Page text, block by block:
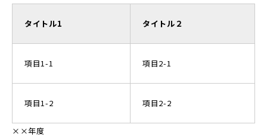
タイトル1 タイトル２
項目1-1 項目2-1
項目1-2 項目2-2
××年度